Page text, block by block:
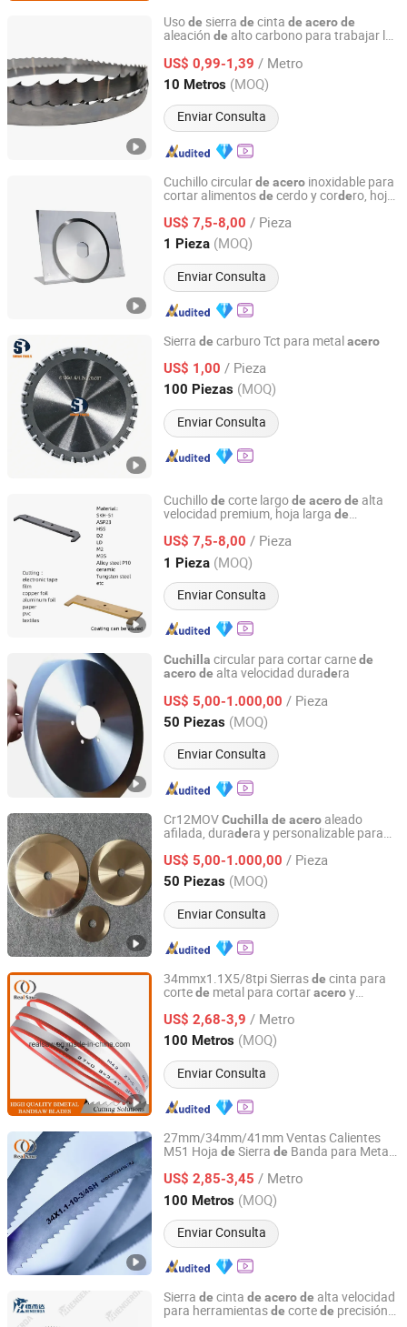
Usode sierra de cinta de acerode
aleación de alto carbono para trabajar la
US$ 0,99-1,39 / Metro
10 Metros (MOQ)
Enviar Consulta
HONG SHENG SAWS MANUFACTURING CO., LTD.
Jiangxi, China Desde 2020
Cuchillo circularde acero inoxidable para
cortar alimentosde cerdo y cordero, hoja
decarne, higiénico y dura
US$ 7,5-8,00 / Pieza
1 Pieza (MOQ)
Enviar Consulta
AnHui REALLY PRECISION TOOLS Co.,Ltd.
Anhui, China Desde 2018
Sierra de carburo Tct para metalacero
US$ 1,00 / Pieza
100 Piezas (MOQ)
Enviar Consulta
Zhenjiang Suran Tools Co., Ltd.
Jiangsu, China Desde 2018
Cuchillode corte largode acerode alta
velocidad premium, hoja larga de
film y papel, personalizable
US$ 7,5-8,00 / Pieza
1 Pieza (MOQ)
Enviar Consulta
AnHui REALLY PRECISION TOOLS Co.,Ltd.
Anhui, China Desde 2018
Cuchilla circular para cortar carnede
acerode alta velocidad duradera
US$ 5,00-1.000,00 / Pieza
50 Piezas (MOQ)
Enviar Consulta
Hubei Zhenbang Automation Equipment Co., Ltd.
Hubei, China Desde 2025
Cr12MOVCuchilla de acero aleado
afilada, duradera y personalizable para
US$ 5,00-1.000,00 / Pieza
50 Piezas (MOQ)
Enviar Consulta
Hubei Zhenbang Automation Equipment Co., Ltd.
Hubei, China Desde 2025
34mmx1.1X5/8tpi Sierrasde cinta para
cortede metal para cortaraceroy
US$ 2,68-3,9 / Metro
100 Metros (MOQ)
Enviar Consulta
SHAOXING SHANGYU REAL SAW CUTTING TOOLS CO.,
LTD.
Zhejiang, China Desde 2020
27mm/34mm/41mm Ventas Calientes
M51 Hoja de Sierra de Banda para Metal
US$ 2,85-3,45 / Metro
100 Metros (MOQ)
Enviar Consulta
SHAOXING SHANGYU REAL SAW CUTTING TOOLS CO.,
LTD.
Zhejiang, China Desde 2020
Sierra de cinta de acerode alta velocidad
para herramientasde cortede precisión
HENGERDA NEW MATERIALS (FUJIAN) CO., LTD.